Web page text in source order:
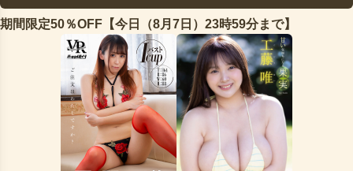
期間限定50％OFF【今日（8月7日）23時59分まで】